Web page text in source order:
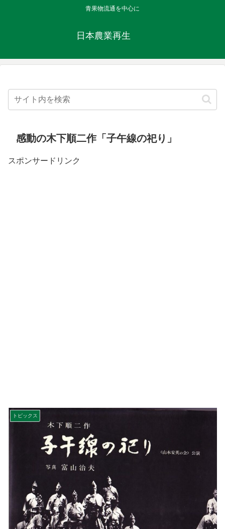
青果物流通を中心に
日本農業再生
感動の木下順二作「子午線の祀り」
スポンサードリンク
トピックス